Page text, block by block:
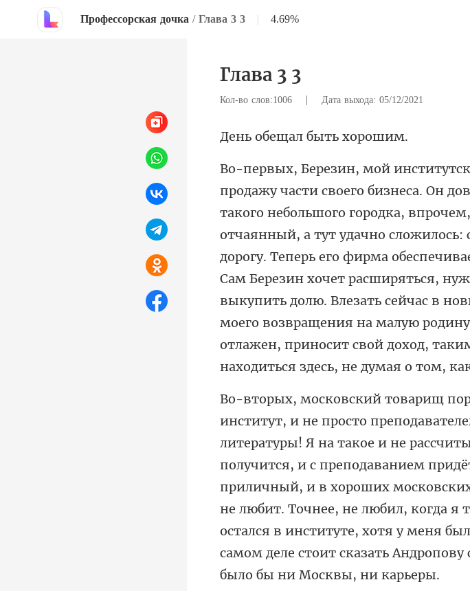
Профессорская дочка / Глава 3 3 | 4.69%
Глава 3 3
Кол-во слов:1006 | Дата выхода: 05/12/2021
щал быть
сложилось:
дорогу. Теперь его фирма
Сам Березин хочет расширяться,
выкупить долю. Влезать сейчас в
получится, и с преподаванием
приличный, и в хороших
не любит. Точнее, не любил, когда я